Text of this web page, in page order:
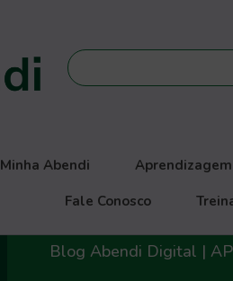
Minha Abendi
Fale Conosco
Blog Abendi Digital | API